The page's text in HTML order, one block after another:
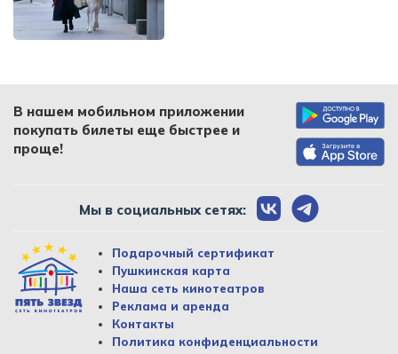
В нашем мобильном приложении
покупать билеты еще быстрее и
проще!
Мы в социальных сетях:
Подарочный сертификат
Пушкинская карта
Наша сеть кинотеатров
Реклама и аренда
Контакты
Политика конфиденциальности